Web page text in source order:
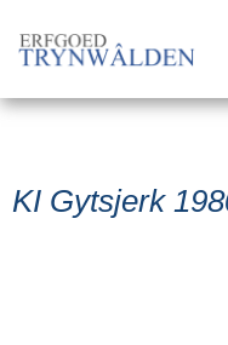
KI Gytsjerk